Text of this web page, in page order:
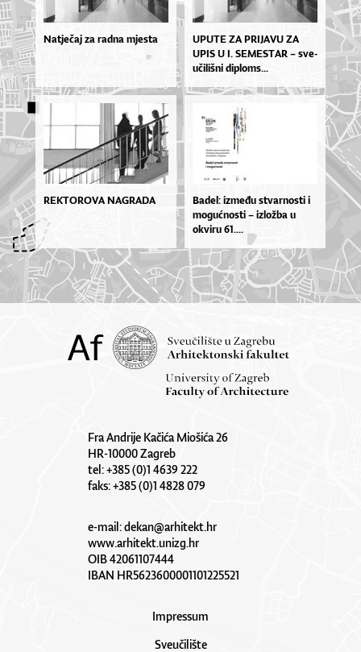
Natječaj za radna mjesta
UPU­TE ZA PRI­JA­VU ZA
UPIS U I. SE­MES­TAR – sve­
u­či­liš­ni di­plo­ms...
REKTOROVA NAGRADA
Ba­de­l: iz­me­đu stvar­nos­ti i
mo­gu­ćnos­ti – izlož­ba u
okvi­ru 61....
Fra Andrije Kačića Miošića 26
HR-10000 Zagreb
tel: +385 (0)1 4639 222
faks: +385 (0)1 4828 079
e-mail:dekan@arhitekt.hr
www.arhitekt.unizg.hr
OIB 42061107444
IBAN HR5623600001101225521
Impressum
Sveučilište